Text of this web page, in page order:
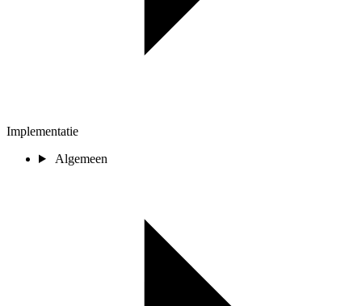
Implementatie
Algemeen